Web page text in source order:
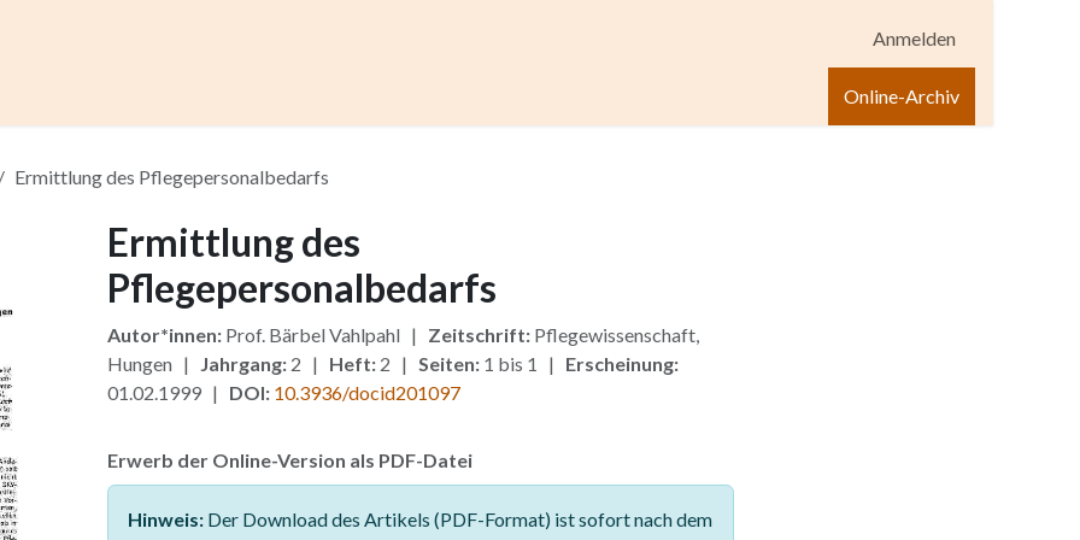
Anmelden
Online-Archiv
Ermittlung des Pflegepersonalbedarfs
Ermittlung des
Pflegepersonalbedarfs
Autor*innen:Prof. Bärbel Vahlpahl | Zeitschrift:Pflegewissenschaft,
Hungen | Jahrgang:2 | Heft:2 | Seiten:1 bis 1 | Erscheinung:
01.02.1999 | DOI: 10.3936/docid201097
Erwerb der Online-Version als PDF-Datei
Hinweis:Der Download des Artikels (PDF-Format) ist sofort nach dem